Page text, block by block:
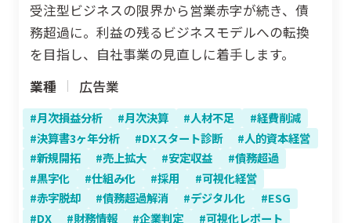
受注型ビジネスの限界から営業赤字が続き、債
務超過に。利益の残るビジネスモデルへの転換
を目指し、自社事業の見直しに着手します。
業種
広告業
月次損益分析 月次決算 人材不足
経費削減
決算書3ヶ年分析
DXスタート診断
人的資本経営
新規開拓
売上拡大 安定収益
債務超過
黒字化
仕組み化 採用
可視化経営
赤字脱却
債務超過解消 デジタル化
ESG
DX
財務情報 企業判定
可視化レポート